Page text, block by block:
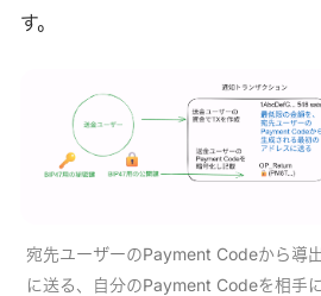
す。
宛先ユーザーのPayment Codeから導
に送る、自分のPayment Codeを相手